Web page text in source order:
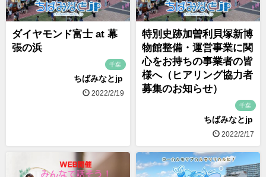
ダイヤモンド富士 at 幕
張の浜
千葉
ちばみなとjp
2022/2/19
特別史跡加曽利貝塚新博
物館整備・運営事業に関
心をお持ちの事業者の皆
様へ（ヒアリング協力者
募集のお知らせ）
千葉
ちばみなとjp
2022/2/17